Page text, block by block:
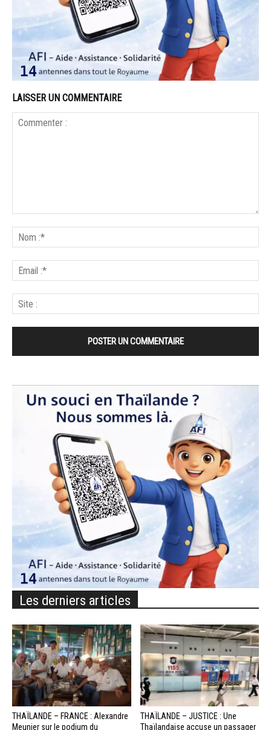
LAISSER UN COMMENTAIRE
Les derniers articles
THAÏLANDE – FRANCE : Alexandre
Meunier sur le podium du
THAÏLANDE – JUSTICE : Une
Thaïlandaise accuse un passager